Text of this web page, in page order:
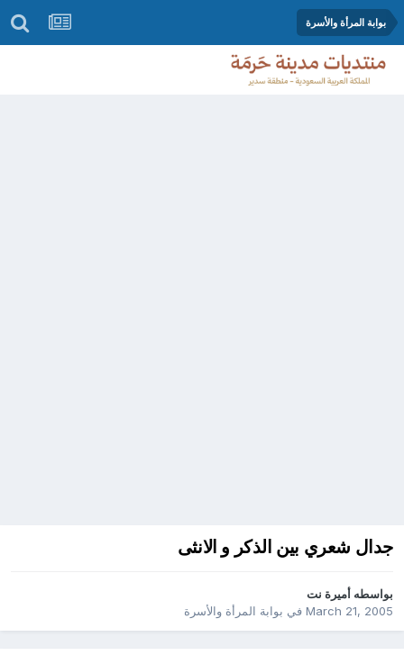
بوابة المرأة والأسرة
جدال شعري بين الذكر و الانثى
بواسطه أميرة نت
March 21, 2005في بوابة المرأة والأسرة